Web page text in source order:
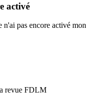
activé
n'ai pas encore activé mon
revue FDLM